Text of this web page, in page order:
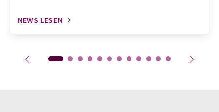
NEWS LESEN